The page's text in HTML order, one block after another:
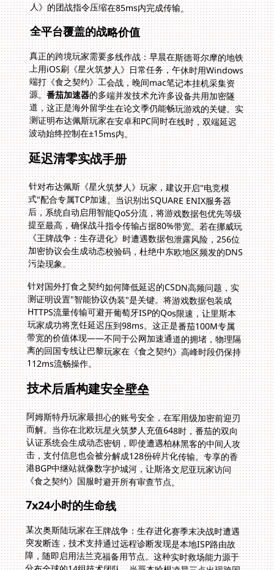
人》的团战指令压缩在85ms内完成传输。
全平台覆盖的战略价值
真正的跨境玩家需要多线作战：早晨在斯德哥尔摩的地铁
上用iOS刷《星火筑梦人》日常任务，午休时用Windows
端打《食之契约》工会战，晚间mac笔记本挂机采集资
源。番茄加速器的多端并发技术允许多设备共用加密隧
道，这正是海外留学生在论文季仍能畅玩游戏的关键。实
测证明布达佩斯玩家在安卓和PC同时在线时，双端延迟
波动始终控制在±15ms内。
延迟清零实战手册
针对布达佩斯《星火筑梦人》玩家，建议开启"电竞模
式"配合专属TCP加速。当识别出SQUARE ENIX服务器
后，系统自动启用智能QoS分流，将游戏数据包优先等级
提至最高，确保战斗指令传输占据80%带宽。若在挪威玩
《王牌战争：生存进化》时遭遇数据包泄露风险，256位
加密协议会生成动态校验码，杜绝中东欧地区频发的DNS
污染现象。
针对国外打食之契约如何降低延迟的CSDN高频问题，实
测证明设置"智能协议伪装"是关键。将游戏数据包装成
HTTPS流量传输可避开葡萄牙ISP的Qos限速，让里斯本
玩家成功将烹饪延迟压到98ms。这正是番茄100M专属
带宽的价值体现——不同于公网加速通道的拥堵，物理隔
离的回国专线让巴黎玩家在《食之契约》高峰时段仍保持
112ms流畅操作。
技术后盾构建安全壁垒
阿姆斯特丹玩家最担心的账号安全，在军用级加密前迎刃
而解。当你在北欧玩星火筑梦人充值648时，番茄的双向
认证系统会生成动态密钥，即使遭遇柏林黑客的中间人攻
击，支付信息也会被分解成128份碎片化传输。专享的香
港BGP中继站就像数字护城河，让斯洛文尼亚玩家访问
《食之契约》国服时避开所有审查节点。
7x24小时的生命线
某次奥斯陆玩家在王牌战争：生存进化赛季末决战时遭遇
突发断连，技术支持通过远程诊断发现是本地ISP路由故
障，随即启用法兰克福备用节点。这种实时救场能力源于
分布全球的14组技术团队，当哥本哈根凌晨三点出现跨国
光缆中断，丹麦玩家仍可通过新加坡跳板维持游戏，这正